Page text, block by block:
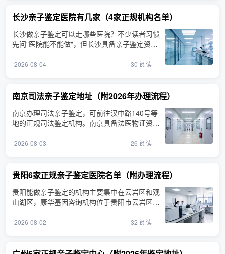
长沙亲子鉴定医院有几家（4家正规机构名单）
长沙做亲子鉴定可以走哪些医院？不少读者习惯
先问"医院能不能做"，但长沙具备亲子鉴定资质
2026-08-04 30 阅读
南京司法亲子鉴定地址（附2026年办理流程）
南京办理司法亲子鉴定，可前往汉中路140号等
地的正规司法鉴定机构。南京具备法医物证资质
2026-08-03 26 阅读
贵阳6家正规亲子鉴定医院名单（附办理流程）
贵阳能做亲子鉴定的机构主要集中在云岩区和观
山湖区，康华基因咨询机构位于贵阳市云岩区延
2026-08-02 32 阅读